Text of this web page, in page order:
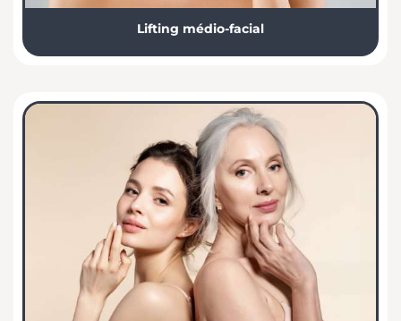
Lifting médio-facial